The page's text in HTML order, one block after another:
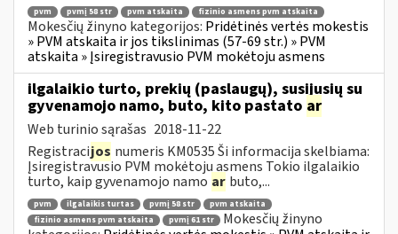
pvm pvmį 58 str pvm atskaita fizinio asmens pvm atskaita
Mokesčių žinyno kategorijos: Pridėtinės vertės mokestis
» PVM atskaita ir jos tikslinimas (57-69 str.) » PVM
atskaita » Įsiregistravusio PVM mokėtoju asmens
ilgalaikio turto, prekių (paslaugų), susijusių su
gyvenamojo namo, buto, kito pastato ar
Web turinio sąrašas 2018-11-22
Registracijos numeris KM0535 Ši informacija skelbiama:
Įsiregistravusio PVM mokėtoju asmens Tokio ilgalaikio
turto, kaip gyvenamojo namo ar buto,...
pvm ilgalaikis turtas pvmį 58 str
pvm atskaita
fizinio asmens pvm atskaita
pvmį 61 str
Mokesčių žinyno